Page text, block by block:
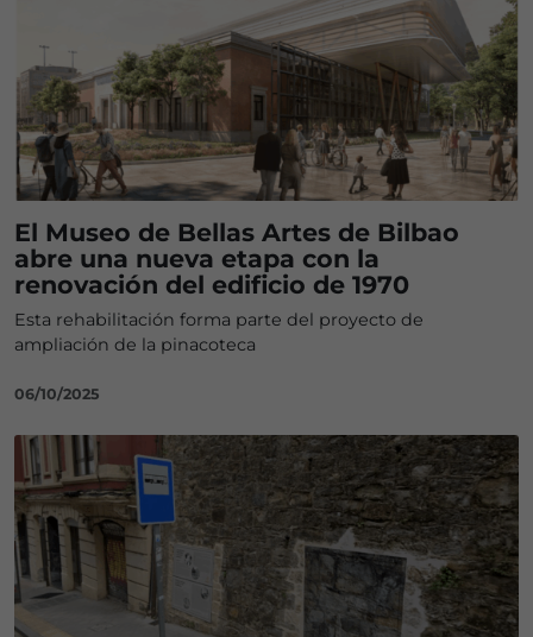
El Museo de Bellas Artes de Bilbao
abre una nueva etapa con la
renovación del edificio de 1970
Esta rehabilitación forma parte del proyecto de
ampliación de la pinacoteca
06/10/2025